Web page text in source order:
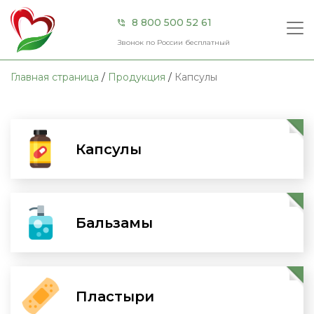
8 800 500 52 61
Звонок по России бесплатный ×
О компании
Продукция
Акции
Контакты
Главная страница / Продукция / Капсулы
Капсулы
Бальзамы
Пластыри
×
лишним
весом
Для
зрения
слуха
Для
позвоночника
Иммунитет